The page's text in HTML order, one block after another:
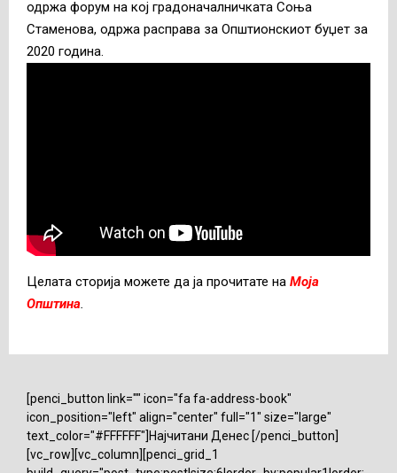
одржа форум на кој градоначалничката Соња
Стаменова, одржа расправа за Општионскиот буџет за
2020 година.
Целата сторија можете да ја прочитате на Моја
Општина.
[penci_button link="" icon="fa fa-address-book"
icon_position="left" align="center" full="1" size="large"
text_color="#FFFFFF"]Најчитани Денес [/penci_button]
[vc_row][vc_column][penci_grid_1